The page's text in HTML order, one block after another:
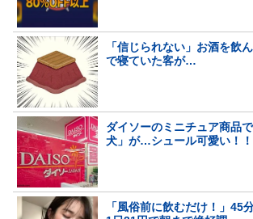
「信じられない」お酒を飲
で寝ていた客が…
ダイソーのミニチュア商品
犬」が…シュール可愛い！！
「風俗前に飲むだけ！」45